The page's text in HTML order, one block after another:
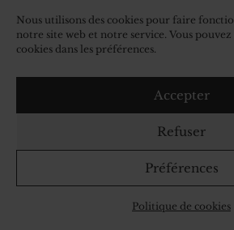
Nous utilisons des cookies pour faire
notre site web et notre service. Vous
cookies dans les préférences.
Accepter
Refuser
Préférences
Politique de cookies
transmis en famille. C'est
Vincent l'alchimiste qui
l'essence des fruits
l'alambic lors des
Distilling know-how has
through the family. Today